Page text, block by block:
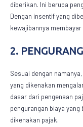
diberikan. Ini berupa
Dengan insentif yang
kewajibannya
2.
Sesuai dengan
yang dikenakan
dasar dari pengenaan
pengurangan biaya
dikenakan pajak.